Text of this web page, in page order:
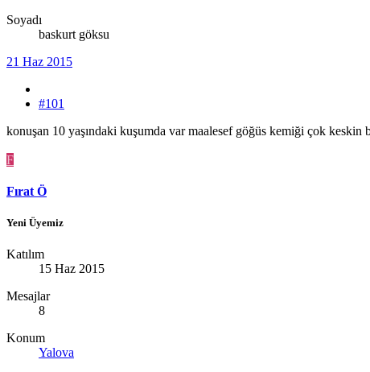
Soyadı
baskurt göksu
21 Haz 2015
#101
konuşan 10 yaşındaki kuşumda var maalesef göğüs kemiği çok
F
Fırat Ö
Yeni Üyemiz
Katılım
15 Haz 2015
Mesajlar
8
Konum
Yalova